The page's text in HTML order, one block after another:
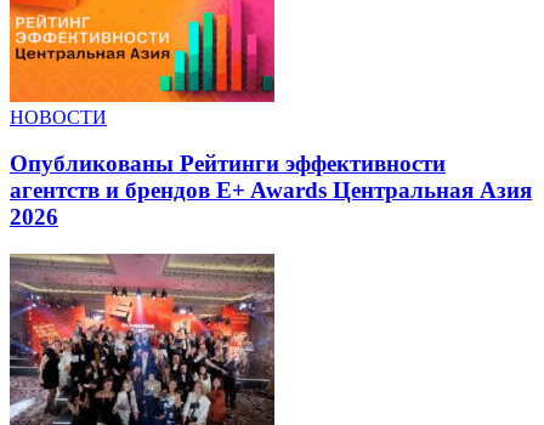
НОВОСТИ
Опубликованы Рейтинги эффективности
агентств и брендов E+ Awards Центральная Азия
2026